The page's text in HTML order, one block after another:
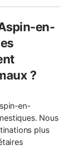
en-
?
en-
Nous
plus